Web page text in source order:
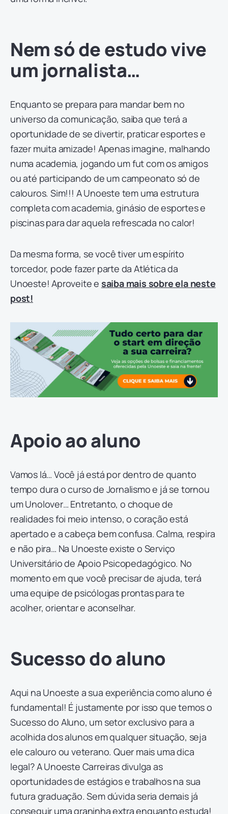
Nem só de estudo vive
um jornalista…
Enquanto se prepara para mandar bem no
universo da comunicação, saiba que terá a
oportunidade de se divertir, praticar esportes e
fazer muita amizade! Apenas imagine, malhando
numa academia, jogando um fut com os amigos
ou até participando de um campeonato só de
calouros. Sim!!! A Unoeste tem uma estrutura
completa com academia, ginásio de esportes e
piscinas para dar aquela refrescada no calor!
Da mesma forma, se você tiver um espírito
torcedor, pode fazer parte da Atlética da
Unoeste! Aproveite e saiba mais sobre ela neste
post!
Apoio ao aluno
Vamos lá… Você já está por dentro de quanto
tempo dura o curso de Jornalismo e já se tornou
um Unolover… Entretanto, o choque de
realidades foi meio intenso, o coração está
apertado e a cabeça bem confusa. Calma, respira
e não pira… Na Unoeste existe o Serviço
Universitário de Apoio Psicopedagógico. No
momento em que você precisar de ajuda, terá
uma equipe de psicólogas prontas para te
acolher, orientar e aconselhar.
Sucesso do aluno
Aqui na Unoeste a sua experiência como aluno é
fundamental! É justamente por isso que temos o
Sucesso do Aluno, um setor exclusivo para a
acolhida dos alunos em qualquer situação, seja
ele calouro ou veterano. Quer mais uma dica
legal? A Unoeste Carreiras divulga as
oportunidades de estágios e trabalhos na sua
futura graduação. Sem dúvida seria demais já
conseguir uma graninha extra enquanto estuda!